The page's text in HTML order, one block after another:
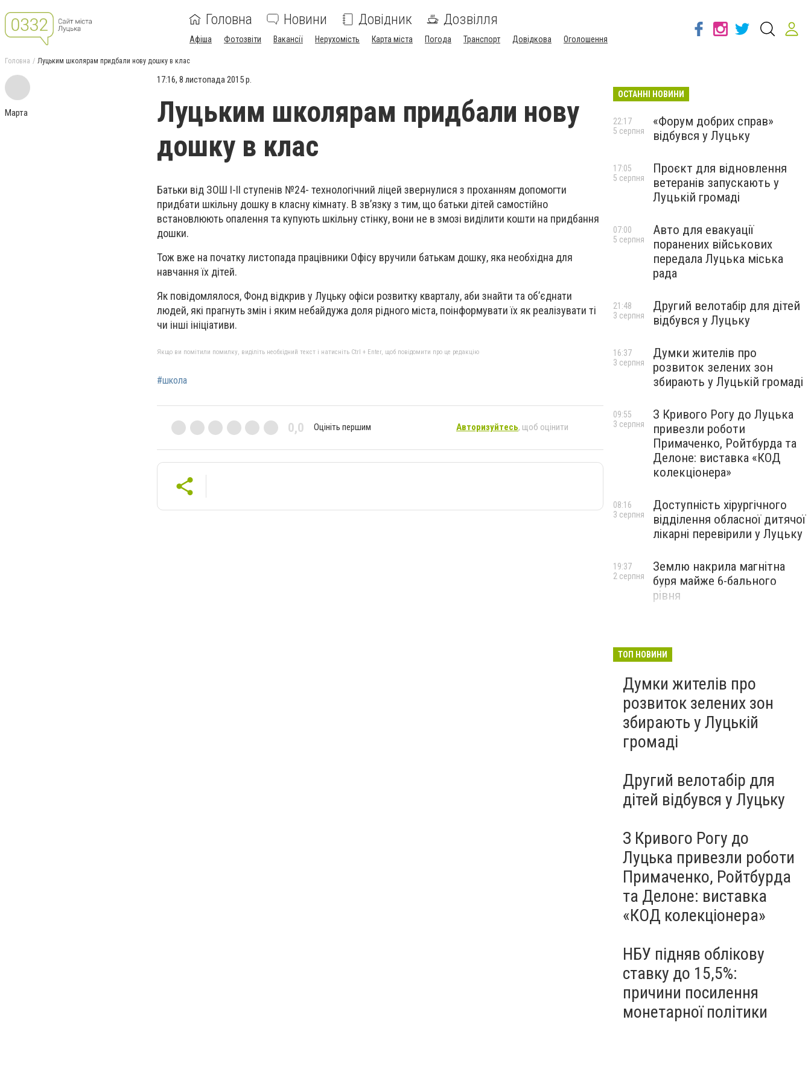
Головна Новини Довідник Дозвілля
Афіша Фотозвіти Вакансії Нерухомість Карта міста Погода Транспорт Довідкова Оголошення
Головна Луцьким школярам придбали нову дошку в клас
Марта
17:16, 8 листопада 2015 р.
Луцьким школярам придбали нову
дошку в клас
Батьки від ЗОШ І-ІІ ступенів №24- технологічний ліцей звернулися з проханням допомогти
придбати шкільну дошку в класну кімнату. В зв’язку з тим, що батьки дітей самостійно
встановлюють опалення та купують шкільну стінку, вони не в змозі виділити кошти на придбання
дошки.
Тож вже на початку листопада працівники Офісу вручили батькам дошку, яка необхідна для
навчання їх дітей.
Як повідомлялося, Фонд відкрив у Луцьку офіси розвитку кварталу, аби знайти та об’єднати
людей, які прагнуть змін і яким небайдужа доля рідного міста, поінформувати їх як реалізувати ті
чи інші ініціативи.
Якщо ви помітили помилку, виділіть необхідний текст і натисніть Ctrl + Enter, щоб повідомити про це редакцію
#школа
0,0 Оцініть першим Авторизуйтесь, щоб оцінити
ОСТАННІ НОВИНИ
«Форум добрих справ»
відбувся у Луцьку
22:17
5 серпня
Проєкт для відновлення
ветеранів запускають у
Луцькій громаді
17:05
5 серпня
Авто для евакуації
поранених військових
передала Луцька міська
рада
07:00
5 серпня
Другий велотабір для дітей
відбувся у Луцьку
21:48
3 серпня
Думки жителів про
розвиток зелених зон
збирають у Луцькій громаді
16:37
3 серпня
З Кривого Рогу до Луцька
привезли роботи
Примаченко, Ройтбурда та
Делоне: виставка «КОД
колекціонера»
09:55
3 серпня
Доступність хірургічного
відділення обласної дитячої
лікарні перевірили у Луцьку
08:16
3 серпня
Землю накрила магнітна
буря майже 6-бального
рівня
19:37
2 серпня
ТОП НОВИНИ
Думки жителів про
розвиток зелених зон
збирають у Луцькій
громаді
Другий велотабір для
дітей відбувся у Луцьку
З Кривого Рогу до
Луцька привезли роботи
Примаченко, Ройтбурда
та Делоне: виставка
«КОД колекціонера»
НБУ підняв облікову
ставку до 15,5%:
причини посилення
монетарної політики